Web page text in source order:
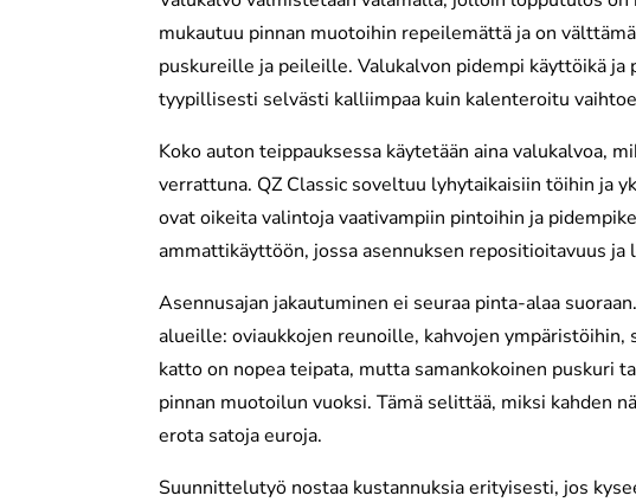
mukautuu pinnan muotoihin repeilemättä ja on
puskureille ja peileille. Valukalvon pidempi käyttöikä ja
tyypillisesti selvästi kalliimpaa kuin kalenteroitu
Koko auton teippauksessa käytetään aina valukalvoa,
verrattuna. QZ Classic soveltuu lyhytaikaisiin töihin ja
ovat oikeita valintoja vaativampiin pintoihin ja
ammattikäyttöön, jossa asennuksen repositioitavuus
Asennusajan jakautuminen ei seuraa pinta-alaa
alueille: oviaukkojen reunoille, kahvojen
katto on nopea teipata, mutta samankokoinen puskuri
pinnan muotoilun vuoksi. Tämä selittää, miksi kahden
erota satoja euroja.
Suunnittelutyö nostaa kustannuksia erityisesti, jos